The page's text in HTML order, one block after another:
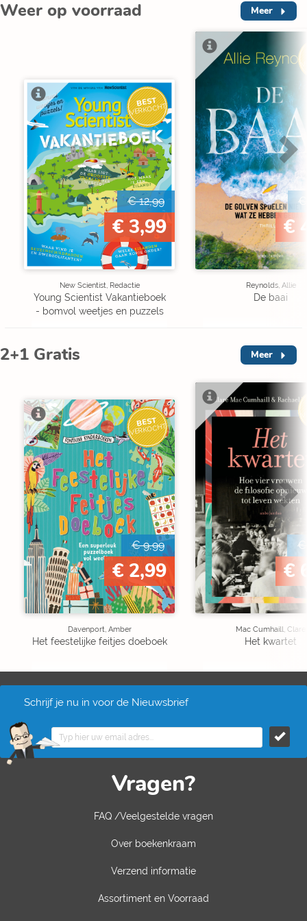
Weer op voorraad Meer
BEST
VERKOCHT
€ 12,99
€ 3,99
New Scientist, Redactie
Young Scientist Vakantieboek
- bomvol weetjes en puzzels
€
€
Reynolds, Allie
De baai
2+1 Gratis Meer
BEST
VERKOCHT
€ 9,99
€ 2,99
Davenport, Amber
Het feestelijke feitjes doeboek
€
€
Mac Cumhaill, Clare
Het kwartet
Schrijf je nu in voor de Nieuwsbrief
Vragen?
FAQ /Veelgestelde vragen
Over boekenkraam
Verzend informatie
Assortiment en Voorraad